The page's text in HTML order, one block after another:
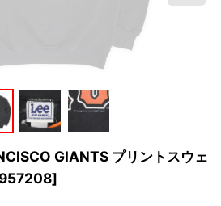
GIANTS プリントスウェ
]